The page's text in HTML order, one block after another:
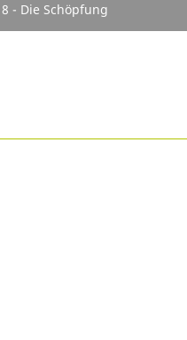
- Die Schöpfung